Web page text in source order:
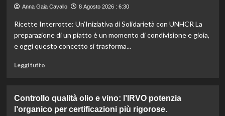
investe
milioni
per
valorizzare
Anna Gaia Cavallo 8 Agosto 2026 : 6:30
Ricette Interrotte: Un’Iniziativa di Solidarietà con UNHCR La
preparazione di un piatto è un momento di condivisione e gioia,
e oggi questo concetto si trasforma...
Leggi tuttoLeggi
Marco
Bianchi:
Controllo qualità olio e vino: l’IRVO potenzia
l’organico per certificazioni più rigorose.